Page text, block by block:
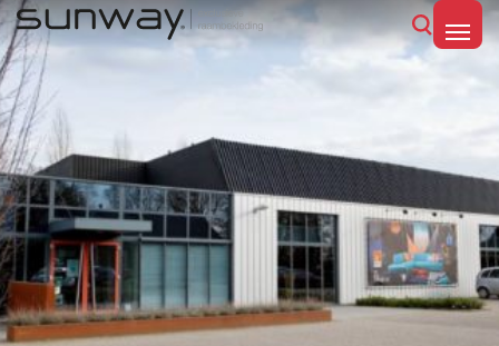
MENU